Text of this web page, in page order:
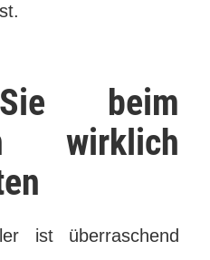
beim
wirklich
ist überraschend